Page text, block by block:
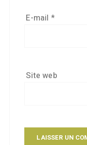
E-mail *
Site web